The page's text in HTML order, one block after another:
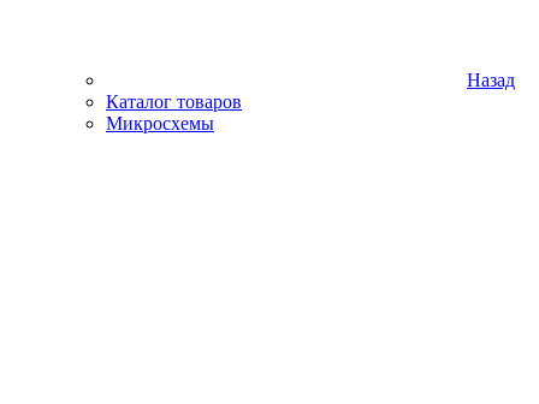
Назад
Каталог товаров
Микросхемы